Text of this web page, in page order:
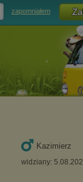
zapomniałem
Kazimierz
widziany: